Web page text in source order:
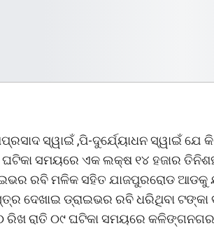
ସ୍ୱାଇଁ ,ପି-ଦୁର୍ଯେ୍ୟାଧନ ସ୍ୱାଇଁ ଯେ
ଘଟିକା ସମୟରେ ଏକ ଲକ୍ଷ ୧୪ ହଜାର
ରବି ମଳିକ ସହିତ ଯାଜପୁରରୋଡ ଆଡକୁ
ଦେଖାଇ ଡ୍ରାଇଭର ରବି ଧରିଥିବା ଟଙ୍କା
ରିଖ ରାତି ୦୯ ଘଟିକା ସମୟରେ